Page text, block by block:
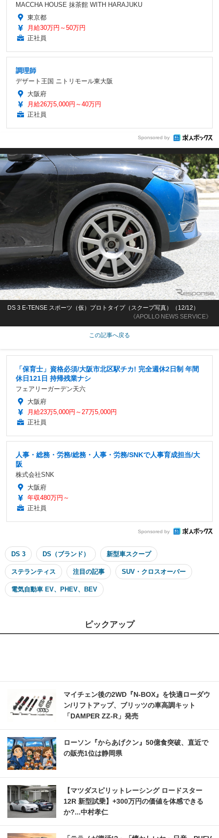
MACCHA HOUSE 抹茶館 WITH HARAJUKU
東京都
月給30万円～50万円
正社員
調理師
デザート王国 ニトリモール東大阪
大阪府
月給26万5,000円～40万円
正社員
Sponsored by
《APOLLO NEWS SERVICE》
DS 3 E-TENSE スポーツ（仮）プロトタイプ（スクープ写真）（12/12）
この記事へ戻る
「保育士」資格必須/大阪市北区駅チカ! 完全週休2日制 年間
休日121日 持帰残業ナシ
フェアリーガーデン天六
大阪府
月給23万5,000円～27万5,000円
正社員
人事・総務・労務/総務・人事・労務/SNKで人事育成担当/大
阪
株式会社SNK
大阪府
年収480万円～
正社員
Sponsored by
DS 3 DS（ブランド） 新型車スクープ
ステランティス 注目の記事 SUV・クロスオーバー
電気自動車 EV、PHEV、BEV
ピックアップ
マイチェン後の2WD『N-BOX』を快適ローダウ
ン/リフトアップ、ブリッツの車高調キット
「DAMPER ZZ-R」発売
ローソン『からあげクン』50億食突破、直近で
の販売1位は静岡県
【マツダスピリットレーシング ロードスター
12R 新型試乗】+300万円の価値を体感できる
か?...中村孝仁